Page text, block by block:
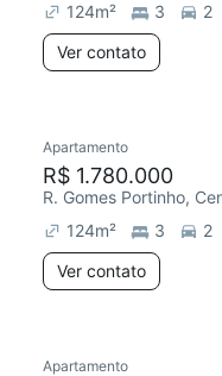
124m² 3
2
Ver contato
Apartamento
R$ 1.780.000
R. Gomes Portinho,
124m² 3
2
Ver contato
Apartamento